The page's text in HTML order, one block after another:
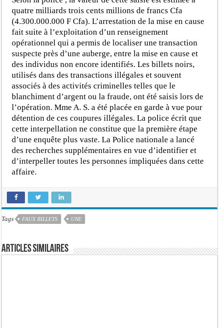
quatre milliards trois cents millions de francs Cfa
(4.300.000.000 F Cfa). L’arrestation de la mise en cause
fait suite à l’exploitation d’un renseignement
opérationnel qui a permis de localiser une transaction
suspecte près d’une auberge, entre la mise en cause et
des individus non encore identifiés. Les billets noirs,
utilisés dans des transactions illégales et souvent
associés à des activités criminelles telles que le
blanchiment d’argent ou la fraude, ont été saisis lors de
l’opération. Mme A. S. a été placée en garde à vue pour
détention de ces coupures illégales. La police écrit que
cette interpellation ne constitue que la première étape
d’une enquête plus vaste. La Police nationale a lancé
des recherches supplémentaires en vue d’identifier et
d’interpeller toutes les personnes impliquées dans cette
affaire.
Tags FAUX BILLETS UNE
Articles similaires